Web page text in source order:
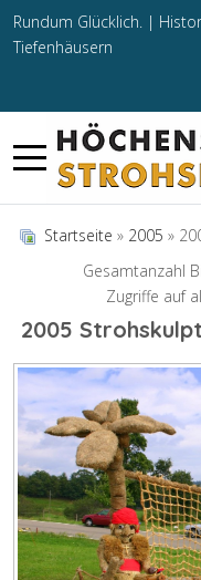
Rundum Glücklich. |
Tiefenhäusern
Startseite » 2005 »
Gesamtanzahl
Zugriffe auf
2005